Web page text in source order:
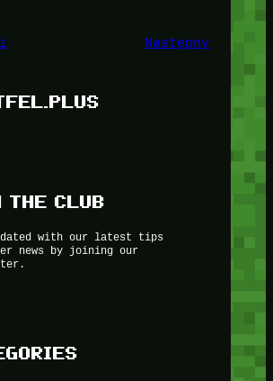
Następny
THE CLUB
with our latest tips
news by joining our